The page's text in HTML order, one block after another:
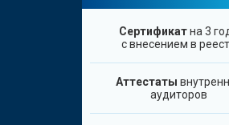
Сертификатна 3
с внесением в
Аттестаты
аудиторов